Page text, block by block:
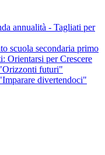
annualità - Tagliati per
scuola secondaria primo
Orientarsi per Crescere
futuri"
divertendoci"